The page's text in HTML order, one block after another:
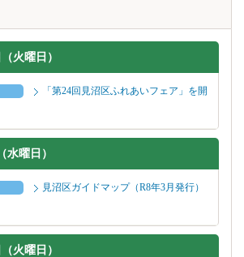
火曜日）
「第24回見沼区ふれあいフェア」を開
水曜日）
見沼区ガイドマップ（R8年3月発行）
火曜日）